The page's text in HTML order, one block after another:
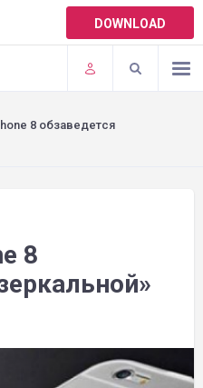
DOWNLOAD
8 обзаведется
8